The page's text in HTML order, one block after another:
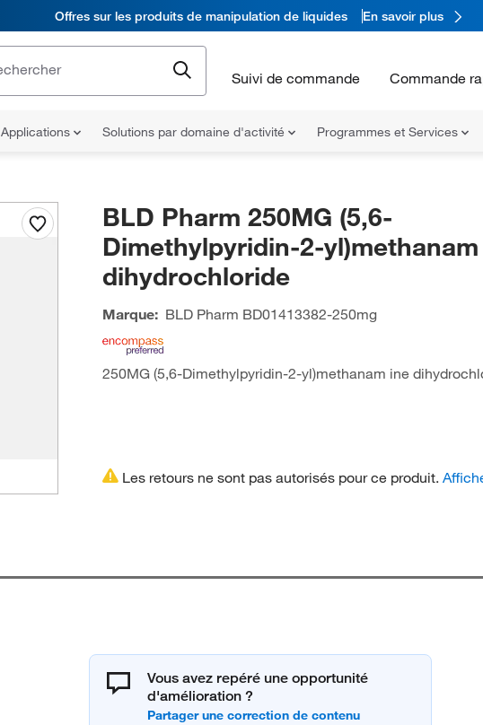
Offres sur les produits de manipulation de liquides En savoir plus
Suivi de commande Commande
Applications Solutions par domaine d'activité Programmes et Services
BLD Pharm 250MG (5,6-
Dimethylpyridin-2-
dihydrochloride
Marque: BLD Pharm BD01413382-250mg
250MG (5,6-Dimethylpyridin-2-yl)methanam ine
Les retours ne sont pas autorisés pour ce produit.
Vous avez repéré une opportunité
d'amélioration ?